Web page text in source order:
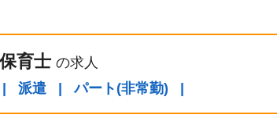
保育士 の求人
| 派遣 | パート(非常勤) |